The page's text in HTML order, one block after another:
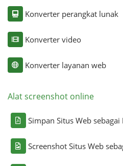
Konverter perangkat lunak
Konverter video
Konverter layanan web
Alat screenshot online
Simpan Situs Web sebagai
Screenshot Situs Web